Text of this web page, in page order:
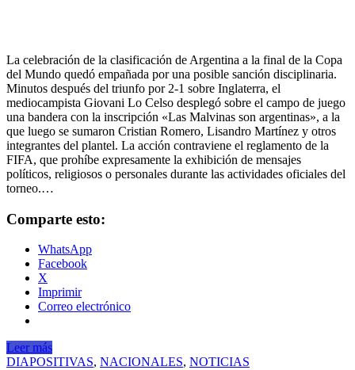
La celebración de la clasificación de Argentina a la final de la Copa
del Mundo quedó empañada por una posible sanción disciplinaria.
Minutos después del triunfo por 2-1 sobre Inglaterra, el
mediocampista Giovani Lo Celso desplegó sobre el campo de juego
una bandera con la inscripción «Las Malvinas son argentinas», a la
que luego se sumaron Cristian Romero, Lisandro Martínez y otros
integrantes del plantel. La acción contraviene el reglamento de la
FIFA, que prohíbe expresamente la exhibición de mensajes
políticos, religiosos o personales durante las actividades oficiales del
torneo.…
Comparte esto:
WhatsApp
Facebook
X
Imprimir
Correo electrónico
Leer más
DIAPOSITIVAS, NACIONALES, NOTICIAS